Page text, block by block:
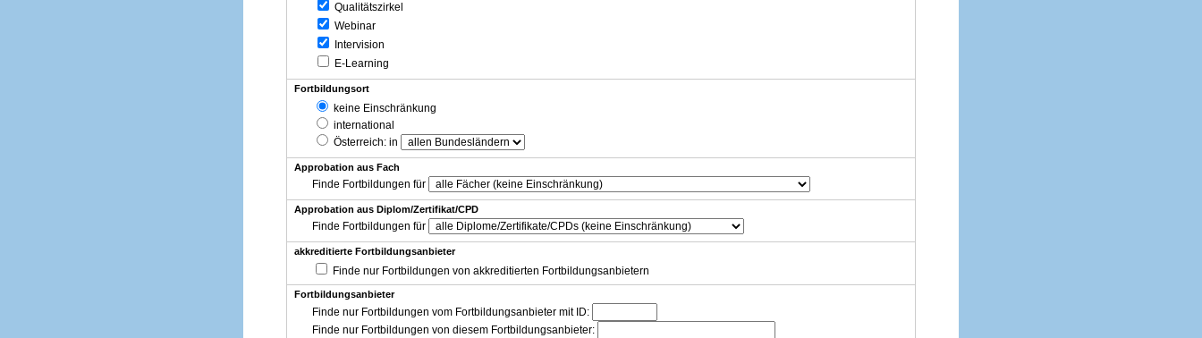
Qualitätszirkel
Webinar
Intervision
E-Learning
Fortbildungsort
keine Einschränkung
international
Österreich: in
Approbation aus Fach
Finde Fortbildungen für
Approbation aus Diplom/Zertifikat/CPD
Finde Fortbildungen für
akkreditierte Fortbildungsanbieter
Finde nur Fortbildungen von akkreditierten Fortbildungsanbietern
Fortbildungsanbieter
Finde nur Fortbildungen vom Fortbildungsanbieter mit ID:
Finde nur Fortbildungen von diesem Fortbildungsanbieter: